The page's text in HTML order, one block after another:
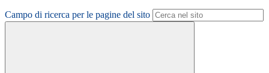
Campo di ricerca per le pagine del sito